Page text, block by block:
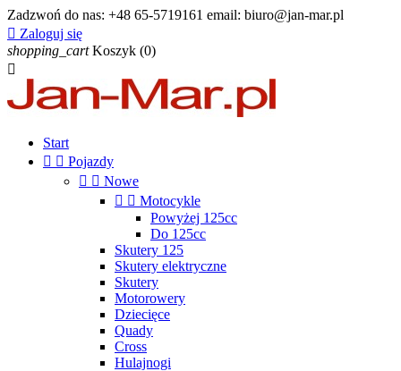
Zadzwoń do nas: +48 65-5719161 email: biuro@jan-mar.pl
 Zaloguj się
shopping_cart Koszyk (0)

Start
  Pojazdy
  Nowe
  Motocykle
Powyżej 125cc
Do 125cc
Skutery 125
Skutery elektryczne
Skutery
Motorowery
Dziecięce
Quady
Cross
Hulajnogi